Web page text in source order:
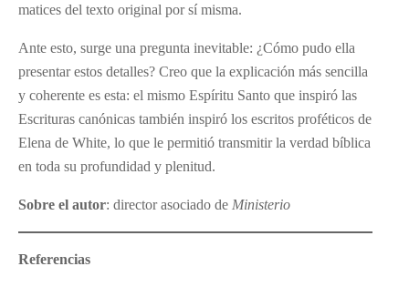
matices del texto original por sí misma.
Ante esto, surge una pregunta inevitable: ¿Cómo pudo ella
presentar estos detalles? Creo que la explicación más sencilla
y coherente es esta: el mismo Espíritu Santo que inspiró las
Escrituras canónicas también inspiró los escritos proféticos de
Elena de White, lo que le permitió transmitir la verdad bíblica
en toda su profundidad y plenitud.
Sobre el autor: director asociado de Ministerio
Referencias